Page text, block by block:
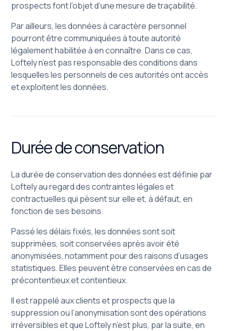
prospects font l’objet d’une mesure de traçabilité.
Par ailleurs, les données à caractère personnel
pourront être communiquées à toute autorité
légalement habilitée à en connaître. Dans ce cas,
Loftely n’est pas responsable des conditions dans
lesquelles les personnels de ces autorités ont accès
et exploitent les données.
Durée de conservation
La durée de conservation des données est définie par
Loftely au regard des contraintes légales et
contractuelles qui pèsent sur elle et, à défaut, en
fonction de ses besoins.
Passé les délais fixés, les données sont soit
supprimées, soit conservées après avoir été
anonymisées, notamment pour des raisons d’usages
statistiques. Elles peuvent être conservées en cas de
précontentieux et contentieux.
Il est rappelé aux clients et prospects que la
suppression ou l’anonymisation sont des opérations
irréversibles et que Loftely n’est plus, par la suite, en